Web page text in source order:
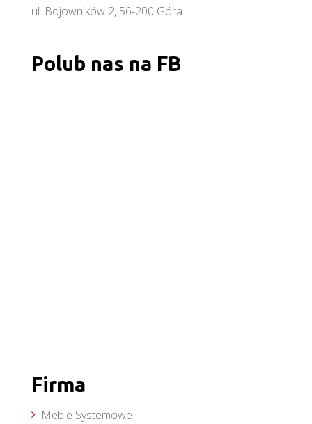
ul. Bojowników 2, 56-200 Góra
Polub nas na FB
Firma
Meble Systemowe